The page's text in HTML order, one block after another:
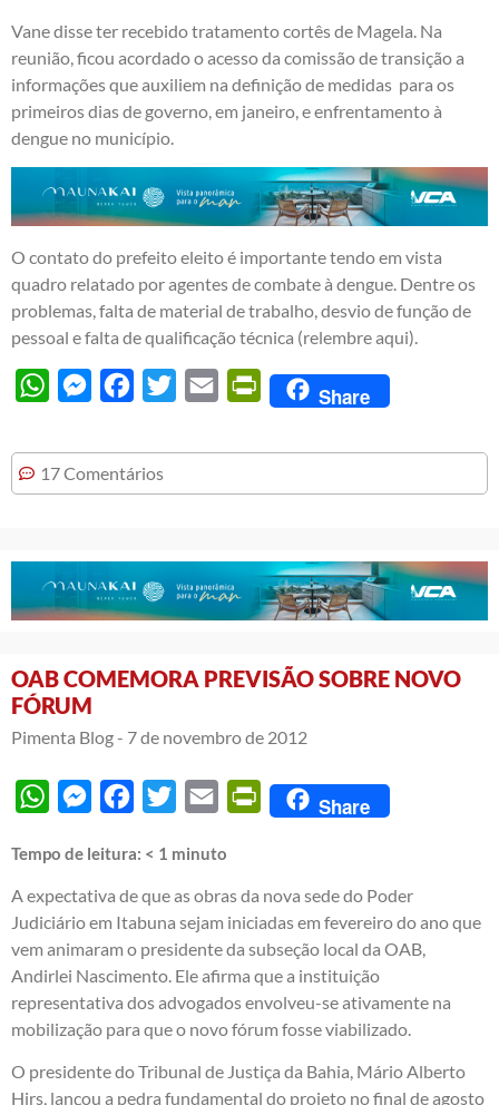
Vane disse ter recebido tratamento cortês de Magela. Na
reunião, ficou acordado o acesso da comissão de transição a
informações que auxiliem na definição de medidas para os
primeiros dias de governo, em janeiro, e enfrentamento à
dengue no município.
O contato do prefeito eleito é importante tendo em vista
quadro relatado por agentes de combate à dengue. Dentre os
problemas, falta de material de trabalho, desvio de função de
pessoal e falta de qualificação técnica (relembre aqui).
WhatsAppMessengerFacebook
Twitter Email PrintFriendly
Share
17 Comentários
OAB COMEMORA PREVISÃO SOBRE NOVO
FÓRUM
Pimenta Blog - 7 de novembro de 2012
WhatsAppMessengerFacebook
Twitter Email PrintFriendly
Share
Tempo de leitura: < 1 minuto
A expectativa de que as obras da nova sede do Poder
Judiciário em Itabuna sejam iniciadas em fevereiro do ano que
vem animaram o presidente da subseção local da OAB,
Andirlei Nascimento. Ele afirma que a instituição
representativa dos advogados envolveu-se ativamente na
mobilização para que o novo fórum fosse viabilizado.
O presidente do Tribunal de Justiça da Bahia, Mário Alberto
Hirs, lançou a pedra fundamental do projeto no final de agosto